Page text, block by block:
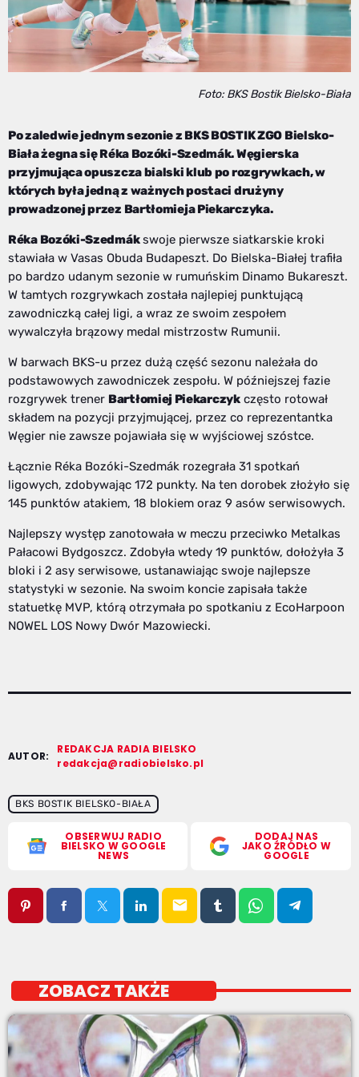
Foto: BKS Bostik Bielsko-Biała
Po zaledwie jednym sezonie z BKS BOSTIK ZGO Bielsko-
Biała żegna się Réka Bozóki-Szedmák. Węgierska
przyjmująca opuszcza bialski klub po rozgrywkach, w
których była jedną z ważnych postaci drużyny
prowadzonej przez Bartłomieja Piekarczyka.
Réka Bozóki-Szedmákswoje pierwsze siatkarskie kroki
stawiała w Vasas Obuda Budapeszt. Do Bielska-Białej trafiła
po bardzo udanym sezonie w rumuńskim Dinamo Bukareszt.
W tamtych rozgrywkach została najlepiej punktującą
zawodniczką całej ligi, a wraz ze swoim zespołem
wywalczyła brązowy medal mistrzostw Rumunii.
W barwach BKS-u przez dużą część sezonu należała do
podstawowych zawodniczek zespołu. W późniejszej fazie
rozgrywek trener Bartłomiej Piekarczykczęsto rotował
składem na pozycji przyjmującej, przez co reprezentantka
Węgier nie zawsze pojawiała się w wyjściowej szóstce.
Łącznie Réka Bozóki-Szedmák rozegrała 31 spotkań
ligowych, zdobywając 172 punkty. Na ten dorobek złożyło się
145 punktów atakiem, 18 blokiem oraz 9 asów serwisowych.
Najlepszy występ zanotowała w meczu przeciwko Metalkas
Pałacowi Bydgoszcz. Zdobyła wtedy 19 punktów, dołożyła 3
bloki i 2 asy serwisowe, ustanawiając swoje najlepsze
statystyki w sezonie. Na swoim koncie zapisała także
statuetkę MVP, którą otrzymała po spotkaniu z EcoHarpoon
NOWEL LOS Nowy Dwór Mazowiecki.
AUTOR:
REDAKCJA RADIA BIELSKO
redakcja@radiobielsko.pl
BKS BOSTIK BIELSKO-BIAŁA
OBSERWUJ RADIO
BIELSKO W GOOGLE
NEWS
DODAJ NAS
JAKO ŹRÓDŁO W
GOOGLE
email
ZOBACZ TAKŻE